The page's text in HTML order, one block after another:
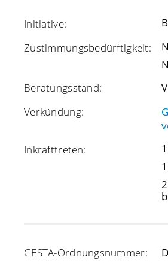
Initiative:
Zustimmungsbedürftigkeit:
Beratungsstand:
Verkündung:
Inkrafttreten:
GESTA-Ordnungsnummer: